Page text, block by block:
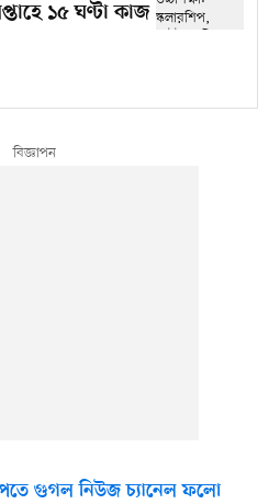
১৫ ঘণ্টা কাজ
গুগল নিউজ চ্যানেল ফলো